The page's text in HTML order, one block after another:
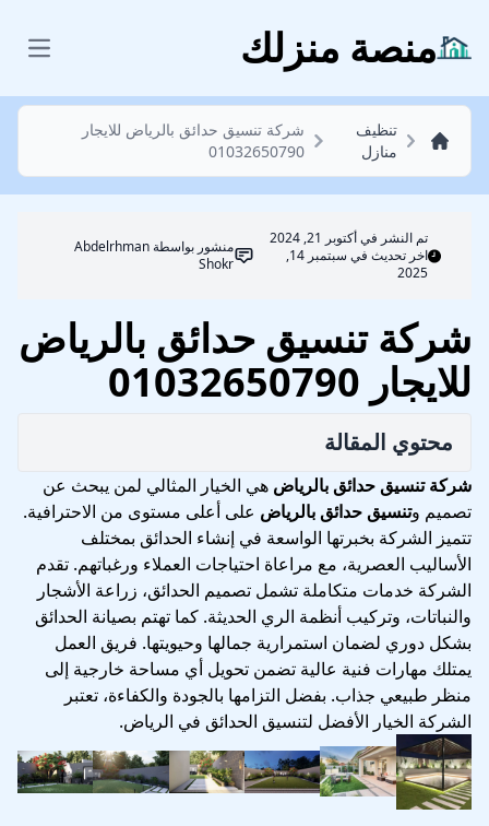
منصة منزلك
تنظيف
منازل
شركة تنسيق حدائق بالرياض للايجار
01032650790
تم النشر فيأكتوبر 21, 2024
اخر تحديث في سبتمبر 14,
2025
منشور بواسطةAbdelrhman
Shokr
شركة تنسيق حدائق بالرياض
للايجار 01032650790
محتوي المقالة
شركة تنسيق حدائق بالرياض هي الخيار المثالي لمن يبحث عن
تصميم وتنسيق حدائق بالرياض على أعلى مستوى من الاحترافية.
تتميز الشركة بخبرتها الواسعة في إنشاء الحدائق بمختلف
الأساليب العصرية، مع مراعاة احتياجات العملاء ورغباتهم. تقدم
الشركة خدمات متكاملة تشمل تصميم الحدائق، زراعة الأشجار
والنباتات، وتركيب أنظمة الري الحديثة. كما تهتم بصيانة الحدائق
بشكل دوري لضمان استمرارية جمالها وحيويتها. فريق العمل
يمتلك مهارات فنية عالية تضمن تحويل أي مساحة خارجية إلى
منظر طبيعي جذاب. بفضل التزامها بالجودة والكفاءة، تعتبر
الشركة الخيار الأفضل لتنسيق الحدائق في الرياض.